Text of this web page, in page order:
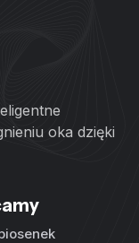
oka dzięki